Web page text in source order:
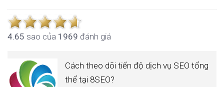
4.65 sao của 1969 đánh giá
Cách theo dõi tiến độ dịch vụ SEO tổng
thể tại 8SEO?